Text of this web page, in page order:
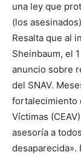
una ley que
(los
Resalta que al
Sheinbaum, el
anuncio sobre
del SNAV.
fortalecimiento
Víctimas
asesoría a
desaparecida».